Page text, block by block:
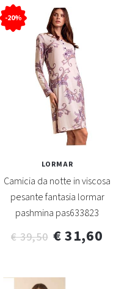
-20%
LORMAR
Camicia da notte in viscosa
pesante fantasia lormar
pashmina pas633823
€ 39,50 € 31,60